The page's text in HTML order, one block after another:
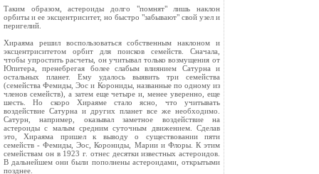
Таким образом, астероиды долго "помнят" лишь наклон
орбиты и ее эксцентриситет, но быстро "забывают" свой узел и
перигелий.
Хираяма решил воспользоваться собственным наклоном и
эксцентриситетом орбит для поисков семейств. Сначала,
чтобы упростить расчеты, он учитывал только возмущения от
Юпитера, пренебрегая более слабым влиянием Сатурна и
остальных планет. Ему удалось выявить три семейства
(семейства Фемиды, Эос и Корониды, названные по одному из
членов семейств), а затем еще четыре и, менее уверенно, еще
шесть. Но скоро Хираяме стало ясно, что учитывать
воздействие Сатурна и других планет все же необходимо.
Сатурн, например, оказывал заметное воздействие на
астероиды с малым средним суточным движением. Сделав
это, Хираяма пришел к выводу о существовании пяти
семейств - Фемиды, Эос, Корониды, Марии и Флоры. К этим
семействам он в 1923 г. отнес десятки известных астероидов.
В дальнейшем они были пополнены астероидами, открытыми
позднее.